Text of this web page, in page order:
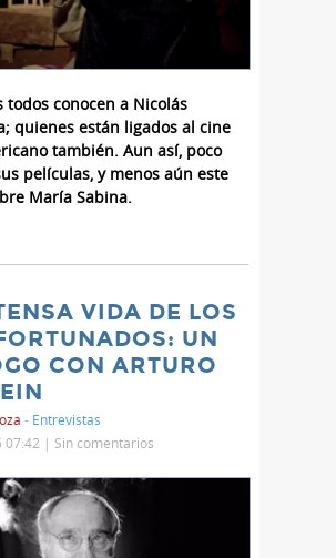
todos conocen a Nicolás
quienes están ligados al cine
también. Aun así, poco
películas, y menos aún este
María Sabina.
VIDA DE LOS
UN
CON ARTURO
- Entrevistas
07:42 | Sin comentarios